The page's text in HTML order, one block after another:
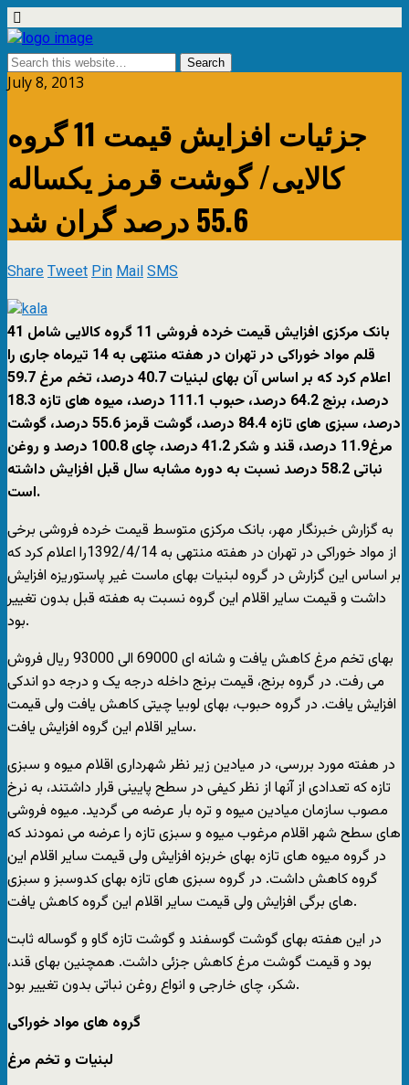
July 8, 2013
جزئیات افزایش قیمت 11 گروه
کالایی/ گوشت قرمز یکساله
55.6 درصد گران شد
ShareTweetPinMailSMS
بانک مرکزی افزایش قیمت خرده فروشی 11 گروه کالایی شامل 41
قلم مواد خوراکی در تهران در هفته منتهی به 14 تیرماه جاری را
اعلام کرد که بر اساس آن بهای لبنیات 40.7 درصد، تخم مرغ 59.7
درصد، برنج 64.2 درصد، حبوب 111.1 درصد، میوه های تازه 18.3
درصد، سبزی های تازه 84.4 درصد، گوشت قرمز 55.6 درصد، گوشت
مرغ11.9 درصد، قند و شکر 41.2 درصد، چای 100.8 درصد و روغن
نباتی 58.2 درصد نسبت به دوره مشابه سال قبل افزایش داشته
است.
به گزارش خبرنگار مهر، بانک مرکزی متوسط قیمت خرده فروشی برخی
از مواد خوراکی در تهران در هفته منتهی به 1392/4/14را اعلام کرد که
بر اساس این گزارش در گروه لبنیات بهای ماست غیر پاستوریزه افزایش
داشت و قیمت سایر اقلام این گروه نسبت به هفته قبل بدون تغییر
بود.
بهای تخم مرغ کاهش یافت و شانه ای 69000 الی 93000 ریال فروش
می رفت. در گروه برنج، قیمت برنج داخله درجه یک و درجه دو اندکی
افزایش یافت. در گروه حبوب، بهای لوبیا چیتی کاهش یافت ولی قیمت
سایر اقلام این گروه افزایش یافت.
در هفته مورد بررسی، در میادین زیر نظر شهرداری اقلام میوه و سبزی
تازه که تعدادی از آنها از نظر کیفی در سطح پایینی قرار داشتند، به نرخ
مصوب سازمان میادین میوه و تره بار عرضه می گردید. میوه فروشی
های سطح شهر اقلام مرغوب میوه و سبزی تازه را عرضه می نمودند که
در گروه میوه های تازه بهای خربزه افزایش ولی قیمت سایر اقلام این
گروه کاهش داشت. در گروه سبزی های تازه بهای کدوسبز و سبزی
های برگی افزایش ولی قیمت سایر اقلام این گروه کاهش یافت.
در این هفته بهای گوشت گوسفند و گوشت تازه گاو و گوساله ثابت
بود و قیمت گوشت مرغ کاهش جزئی داشت. همچنین بهای قند،
شکر، چای خارجی و انواع روغن نباتی بدون تغییر بود.
گروه های مواد خوراکی
لبنیات و تخم مرغ